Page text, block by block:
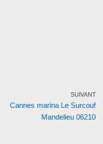
SUIVANT
Cannes marina Le Surcouf
Mandelieu 06210